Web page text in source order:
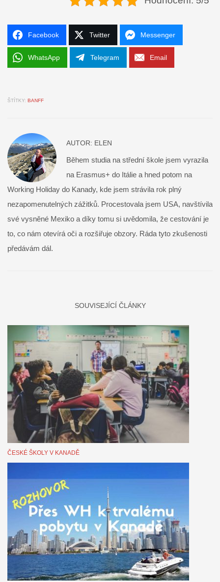
Facebook Twitter Messenger
WhatsApp Telegram Email
ŠTÍTKY: BANFF
AUTOR: ELEN
Během studia na střední škole jsem vyrazila
na Erasmus+ do Itálie a hned potom na
Working Holiday do Kanady, kde jsem strávila rok plný
nezapomenutelných zážitků. Procestovala jsem USA, navštívila
své vysněné Mexiko a díky tomu si uvědomila, že cestování je
to, co nám otevírá oči a rozšiřuje obzory. Ráda tyto zkušenosti
předávám dál.
SOUVISEJÍCÍ ČLÁNKY
ČESKÉ ŠKOLY V KANADĚ